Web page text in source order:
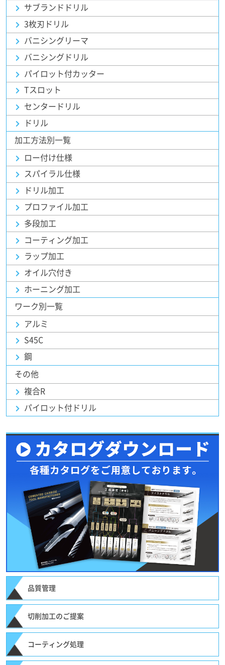
サブランドドリル
3枚刃ドリル
バニシングリーマ
バニシングドリル
パイロット付カッター
Tスロット
センタードリル
ドリル
加工方法別一覧
ロー付け仕様
スパイラル仕様
ドリル加工
プロファイル加工
多段加工
コーティング加工
ラップ加工
オイル穴付き
ホーニング加工
ワーク別一覧
アルミ
S45C
鋼
その他
複合R
パイロット付ドリル
品質管理
切削加工のご提案
コーティング処理